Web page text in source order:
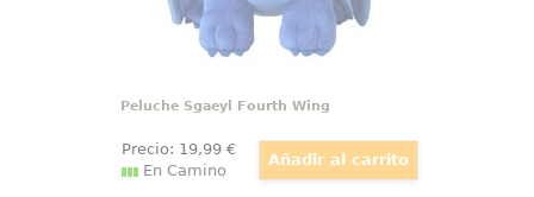
Peluche Sgaeyl Fourth Wing
Precio: 19,99€
En Camino